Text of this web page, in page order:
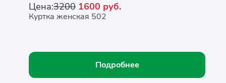
Цена:3200 1600 руб.
Куртка женская 502
Подробнее